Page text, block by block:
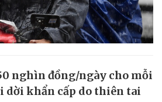
nghìn đồng/ngày cho mỗi
dời khẩn cấp do thiên tai